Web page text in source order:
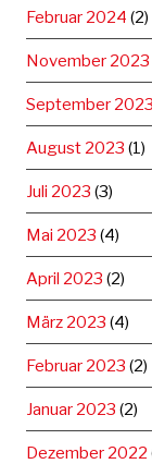
Februar 2024 (2)
November 2023
September 2023
August 2023 (1)
Juli 2023 (3)
Mai 2023 (4)
April 2023 (2)
März 2023 (4)
Februar 2023 (2)
Januar 2023 (2)
Dezember 2022